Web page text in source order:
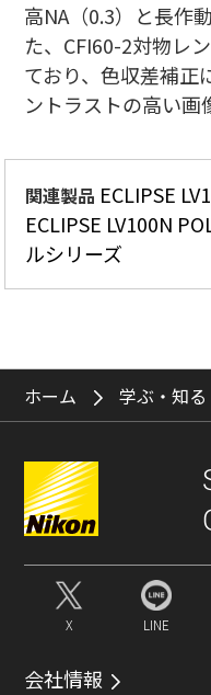
高NA（0.3）と長作
た、CFI60-2対物レ
ており、色収差補正
ントラストの高い画
関連製品 ECLIPSE
ECLIPSE LV100N
ルシリーズ
ホーム 学ぶ・知る
X LINE
会社情報